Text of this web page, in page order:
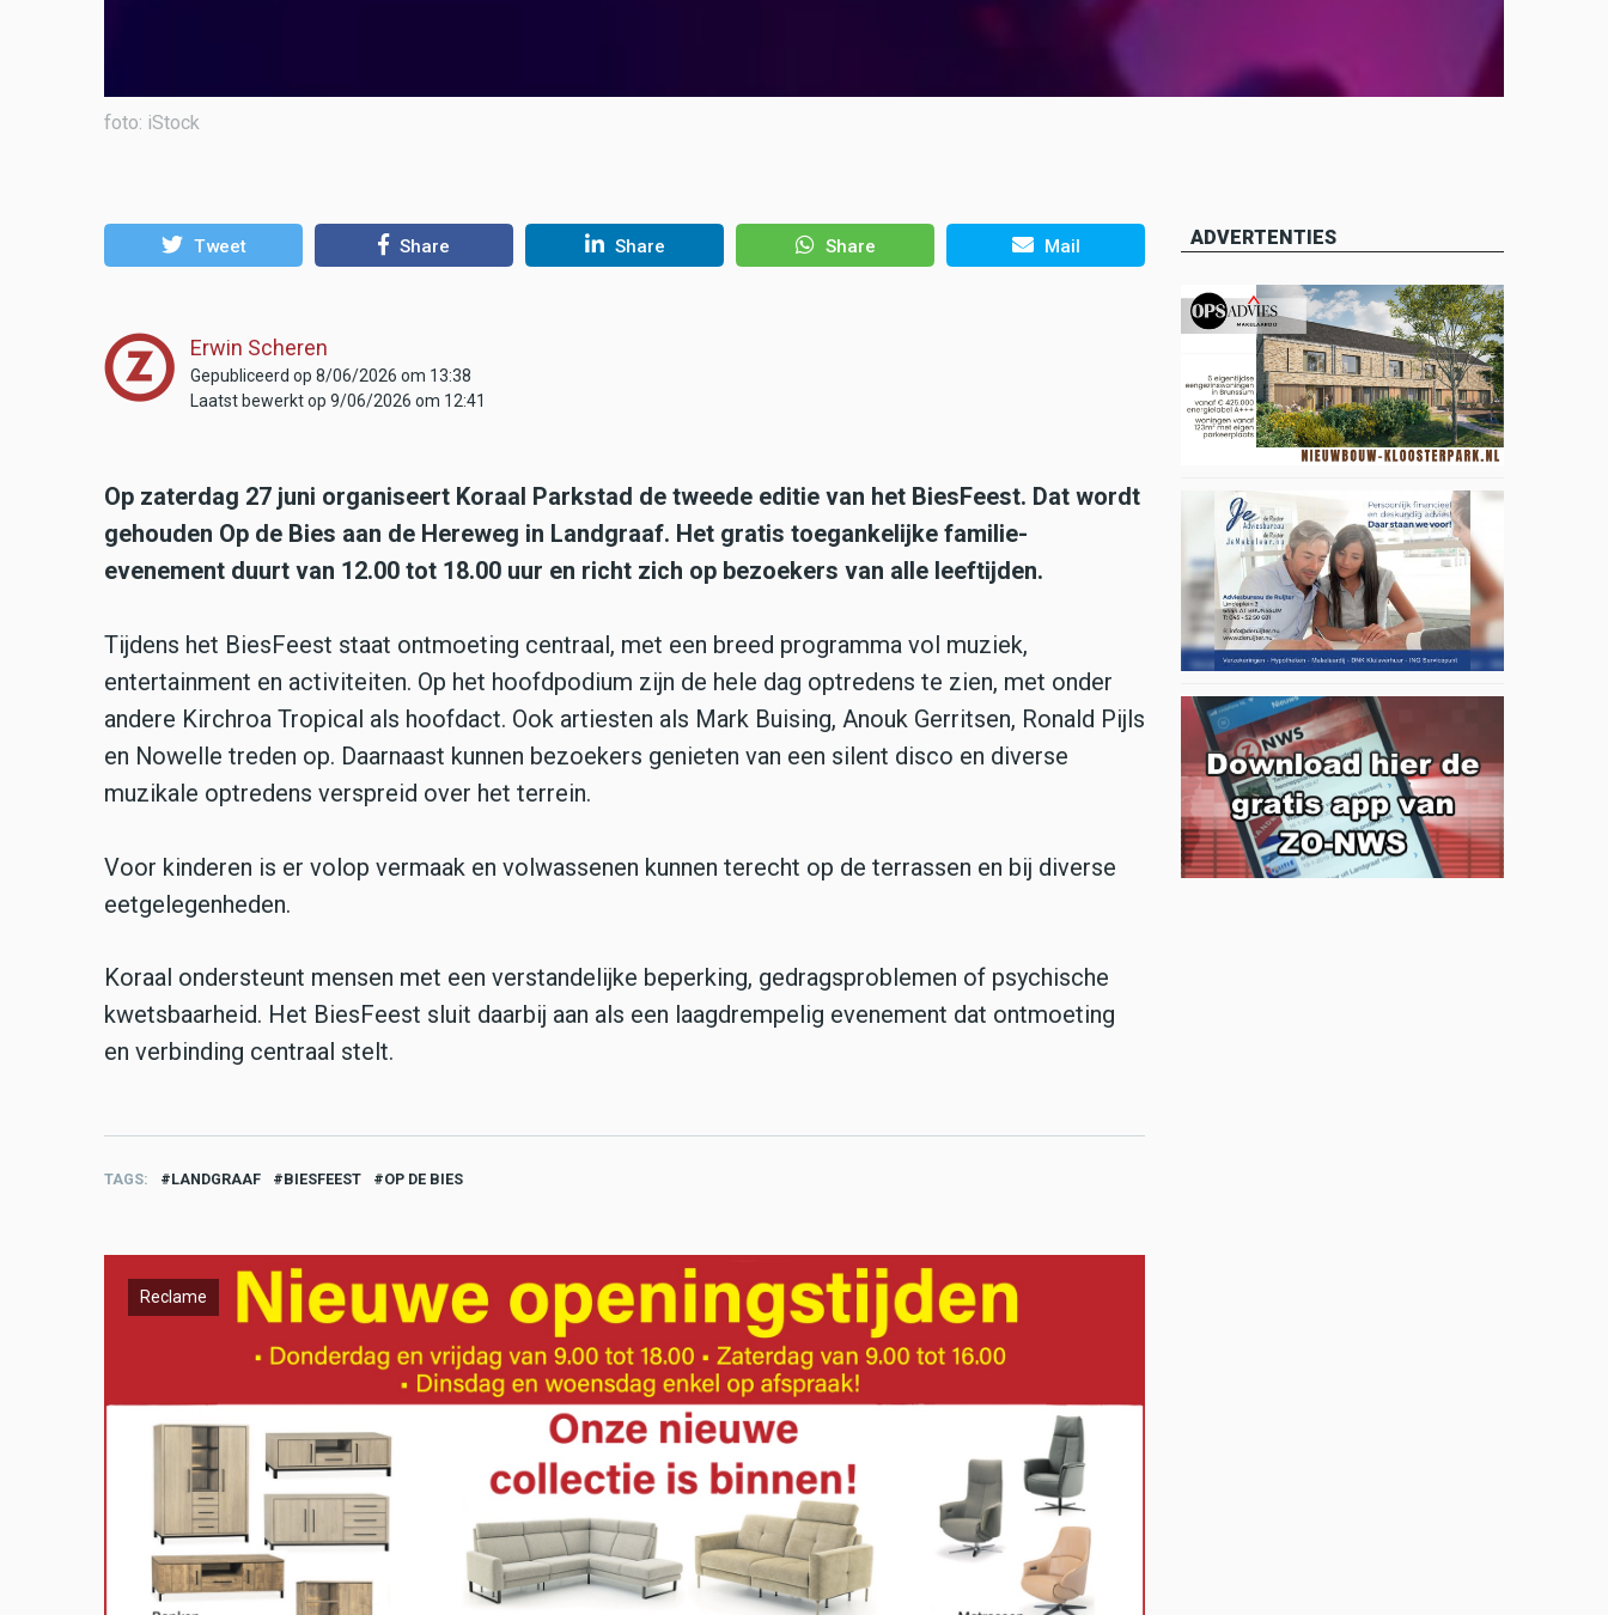
foto: iStock
Tweet Share Share Share Mail
Erwin Scheren
Gepubliceerd op 8/06/2026 om 13:38
Laatst bewerkt op 9/06/2026 om 12:41
Op zaterdag 27 juni organiseert Koraal Parkstad de tweede editie van het BiesFeest. Dat wordt
gehouden Op de Bies aan de Hereweg in Landgraaf. Het gratis toegankelijke familie-
evenement duurt van 12.00 tot 18.00 uur en richt zich op bezoekers van alle leeftijden.
Tijdens het BiesFeest staat ontmoeting centraal, met een breed programma vol muziek,
entertainment en activiteiten. Op het hoofdpodium zijn de hele dag optredens te zien, met onder
andere Kirchroa Tropical als hoofdact. Ook artiesten als Mark Buising, Anouk Gerritsen, Ronald Pijls
en Nowelle treden op. Daarnaast kunnen bezoekers genieten van een silent disco en diverse
muzikale optredens verspreid over het terrein.
Voor kinderen is er volop vermaak en volwassenen kunnen terecht op de terrassen en bij diverse
eetgelegenheden.
Koraal ondersteunt mensen met een verstandelijke beperking, gedragsproblemen of psychische
kwetsbaarheid. Het BiesFeest sluit daarbij aan als een laagdrempelig evenement dat ontmoeting
en verbinding centraal stelt.
TAGS LANDGRAAF BIESFEEST OP DE BIES
Reclame
ADVERTENTIES